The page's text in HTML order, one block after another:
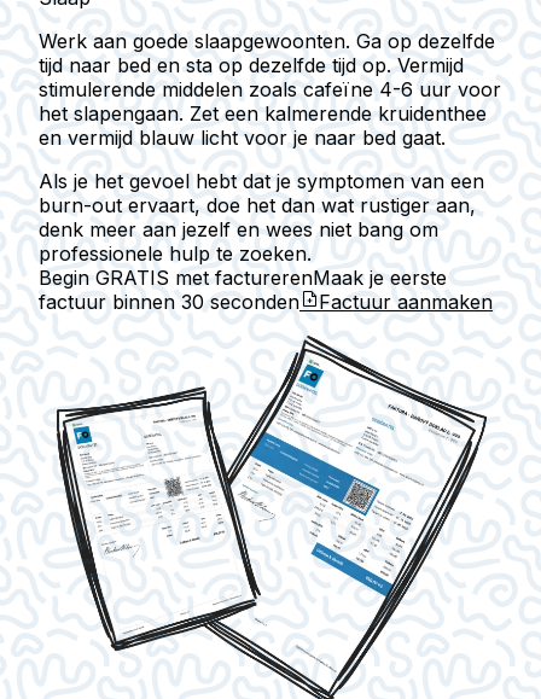
Werk aan goede slaapgewoonten. Ga op dezelfde
tijd naar bed en sta op dezelfde tijd op. Vermijd
stimulerende middelen zoals cafeïne 4-6 uur voor
het slapengaan. Zet een kalmerende kruidenthee
en vermijd blauw licht voor je naar bed gaat.
Als je het gevoel hebt dat je symptomen van een
burn-out ervaart, doe het dan wat rustiger aan,
denk meer aan jezelf en wees niet bang om
professionele hulp te zoeken.
Begin GRATIS met facturerenMaak je eerste
factuur binnen 30 seconden Factuur aanmaken